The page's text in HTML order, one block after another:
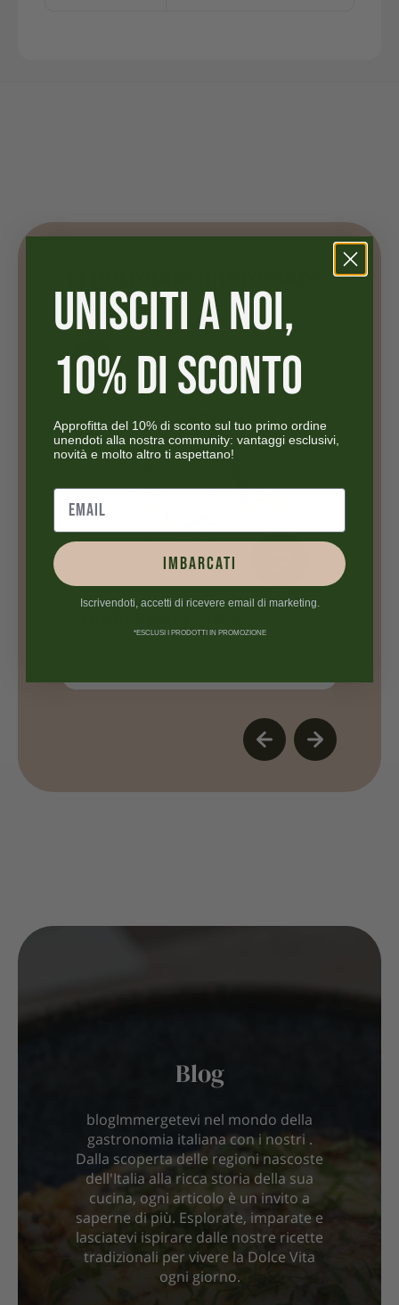
anche
DaCHF1.93
Blog
blogImmergetevi nel mondo della
gastronomia italiana con i nostri .
Dalla scoperta delle regioni nascoste
dell'Italia alla ricca storia della sua
cucina, ogni articolo è un invito a
saperne di più. Esplorate, imparate e
lasciatevi ispirare dalle nostre ricette
tradizionali per vivere la Dolce Vita
ogni giorno.
UNISCITI A NOI,
10% DI SCONTO
Approfitta del 10% di sconto sul tuo primo ordine
unendoti alla nostra community: vantaggi esclusivi,
novità e molto altro ti aspettano!
IMBARCATI
Iscrivendoti, accetti di ricevere email di marketing.
*ESCLUSI I PRODOTTI IN PROMOZIONE